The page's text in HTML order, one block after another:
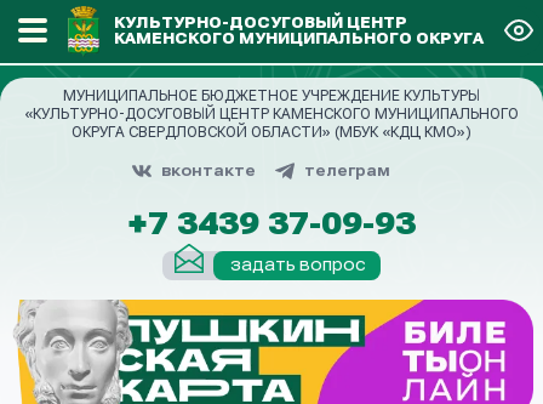
КУЛЬТУРНО-ДОСУГОВЫЙ ЦЕНТР
КАМЕНСКОГО МУНИЦИПАЛЬНОГО ОКРУГА
МУНИЦИПАЛЬНОЕ БЮДЖЕТНОЕ УЧРЕЖДЕНИЕ КУЛЬТУРЫ
«КУЛЬТУРНО-ДОСУГОВЫЙ ЦЕНТР КАМЕНСКОГО МУНИЦИПАЛЬНОГО
ОКРУГА СВЕРДЛОВСКОЙ ОБЛАСТИ» (МБУК «КДЦ КМО»)
вконтакте телеграм
+7 3439 37-09-93
задать вопрос